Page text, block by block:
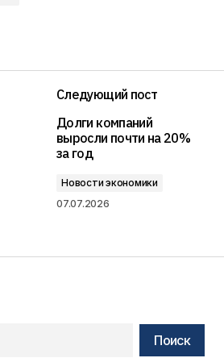
Следующий пост
Долги компаний
выросли почти на 20%
за год
Новости экономики
07.07.2026
Поиск